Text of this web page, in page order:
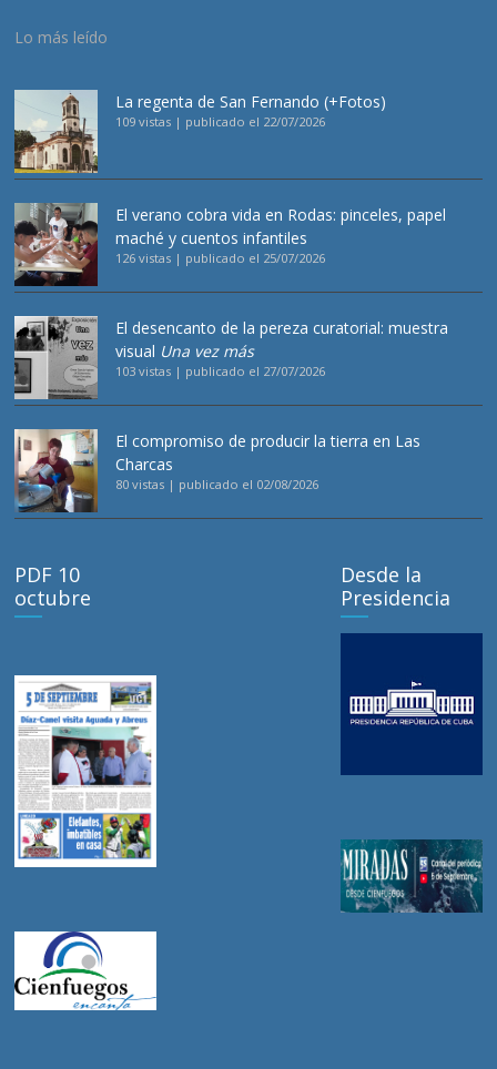
Lo más leído
La regenta de San Fernando (+Fotos)
109 vistas | publicado el 22/07/2026
El verano cobra vida en Rodas: pinceles, papel
maché y cuentos infantiles
126 vistas | publicado el 25/07/2026
El desencanto de la pereza curatorial: muestra
visual Una vez más
103 vistas | publicado el 27/07/2026
El compromiso de producir la tierra en Las
Charcas
80 vistas | publicado el 02/08/2026
PDF 10
octubre
Desde la
Presidencia